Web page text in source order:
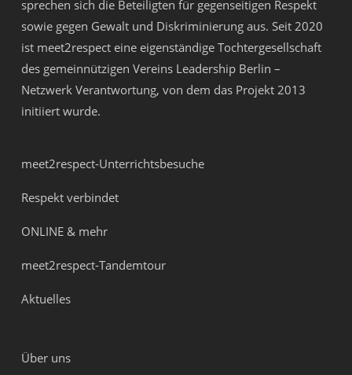
sprechen sich die Beteiligten für gegenseitigen Respekt
sowie gegen Gewalt und Diskriminierung aus. Seit 2020
ist meet2respect eine eigenständige Tochtergesellschaft
des gemeinnützigen Vereins Leadership Berlin –
Netzwerk Verantwortung, von dem das Projekt 2013
initiiert wurde.
meet2respect-Unterrichtsbesuche
Respekt verbindet
ONLINE & mehr
meet2respect-Tandemtour
Aktuelles
Über uns